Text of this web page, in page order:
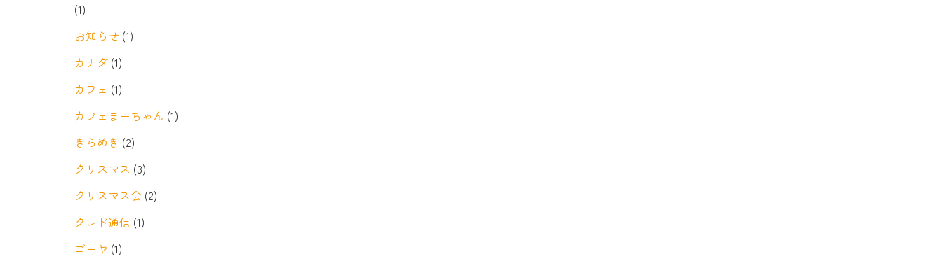
(1)
お知らせ (1)
カナダ(1)
カフェ (1)
カフェまーちゃん (1)
きらめき (2)
クリスマス (3)
クリスマス会(2)
クレド通信 (1)
ゴーヤ (1)